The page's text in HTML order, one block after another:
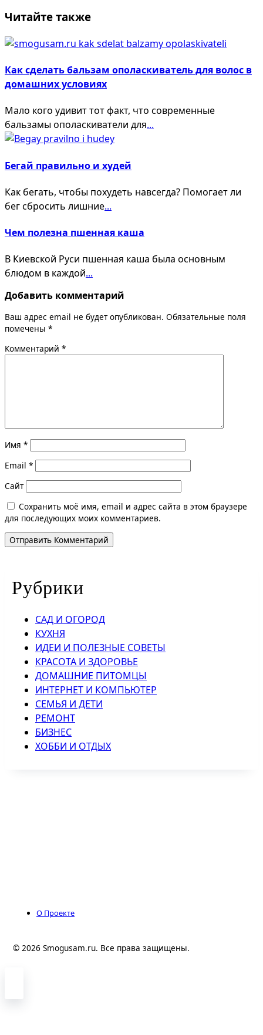
text">Page</span>
Читайте также
Как сделать бальзам ополаскиватель для волос в
домашних условиях
Мало кого удивит тот факт, что современные
бальзамы ополаскиватели для...
Бегай правильно и худей
Как бегать, чтобы похудеть навсегда? Помогает ли
бег сбросить лишние...
Чем полезна пшенная каша
В Киевской Руси пшенная каша была основным
блюдом в каждой...
Добавить комментарий
Ваш адрес email не будет опубликован. Обязательные поля
помечены *
Комментарий *
Имя *
Email *
Сайт
Сохранить моё имя, email и адрес сайта в этом браузере
для последующих моих комментариев.
Рубрики
САД И ОГОРОД
КУХНЯ
ИДЕИ И ПОЛЕЗНЫЕ СОВЕТЫ
КРАСОТА И ЗДОРОВЬЕ
ДОМАШНИЕ ПИТОМЦЫ
ИНТЕРНЕТ И КОМПЬЮТЕР
СЕМЬЯ И ДЕТИ
РЕМОНТ
БИЗНЕС
ХОББИ И ОТДЫХ
О Проекте
© 2026 Smogusam.ru. Все права защищены.